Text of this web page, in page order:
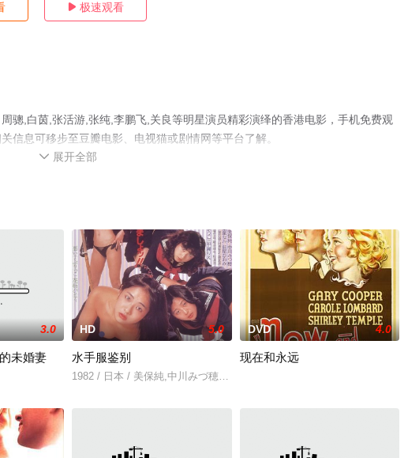
 极速观看
骢,白茵,张活游,张纯,李鹏飞,关良等明星演员精彩演绎的香港电影，手机免费观
信息可移步至豆瓣电影、电视猫或剧情网等平台了解。
 展开全部
电影。该片于1995年2月25日在中国香港上映。影片讲述了清朝光绪年阿，八国联军入
3.0
未婚妻
HD 5.0
水手服鉴别
1982 / 日本 / 美保純,中川みづ穂,山口千枝
DVD 4.0
现在和永远